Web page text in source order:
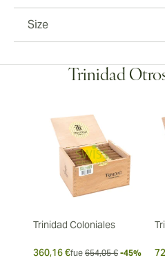
Size
Trinidad
Trinidad Coloniales
360,16 €fue 654,05 € -45%